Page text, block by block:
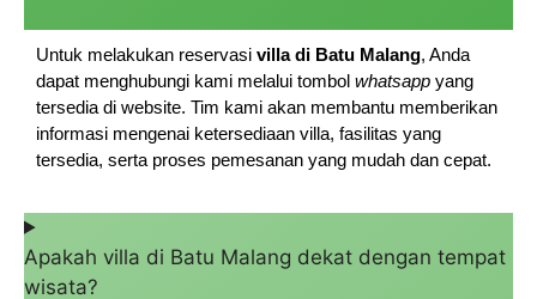
Untuk melakukan reservasi villa di Batu Malang, Anda
dapat menghubungi kami melalui tombol whatsapp yang
tersedia di website. Tim kami akan membantu memberikan
informasi mengenai ketersediaan villa, fasilitas yang
tersedia, serta proses pemesanan yang mudah dan cepat.
Apakah villa di Batu Malang dekat dengan tempat
wisata?